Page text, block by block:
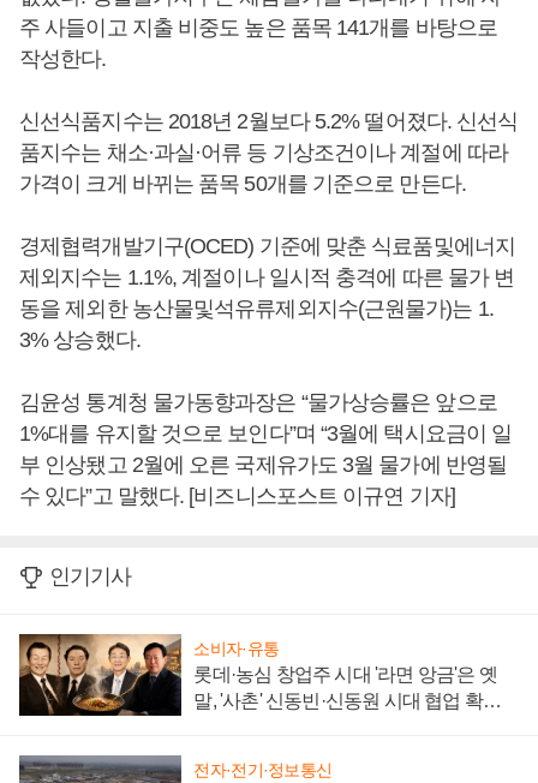
주 사들이고 지출 비중도 높은 품목 141개를 바탕으로
작성한다.
신선식품지수는 2018년 2월보다 5.2% 떨어졌다. 신선식
품지수는 채소·과실·어류 등 기상조건이나 계절에 따라
가격이 크게 바뀌는 품목 50개를 기준으로 만든다.
경제협력개발기구(OCED) 기준에 맞춘 식료품및에너지
제외지수는 1.1%, 계절이나 일시적 충격에 따른 물가 변
동을 제외한 농산물및석유류제외지수(근원물가)는 1.
3% 상승했다.
김윤성 통계청 물가동향과장은 “물가상승률은 앞으로
1%대를 유지할 것으로 보인다”며 “3월에 택시요금이 일
부 인상됐고 2월에 오른 국제유가도 3월 물가에 반영될
수 있다”고 말했다. [비즈니스포스트 이규연 기자]
인기기사
소비자·유통
롯데·농심 창업주 시대 '라면 앙금'은 옛
말, '사촌' 신동빈·신동원 시대 협업 확대
전자·전기·정보통신